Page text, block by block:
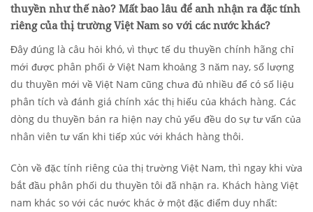
thuyền như thế nào? Mất bao lâu để anh nhận ra đặc tính
riêng của thị trường Việt Nam so với các nước khác?
Đây đúng là câu hỏi khó, vì thực tế du thuyền chính hãng chỉ
mới được phân phối ở Việt Nam khoảng 3 năm nay, số lượng
du thuyền mới về Việt Nam cũng chưa đủ nhiều để có số liệu
phân tích và đánh giá chính xác thị hiếu của khách hàng. Các
dòng du thuyền bán ra hiện nay chủ yếu đều do sự tư vấn của
nhân viên tư vấn khi tiếp xúc với khách hàng thôi.
Còn về đặc tính riêng của thị trường Việt Nam, thì ngay khi vừa
bắt đầu phân phối du thuyền tôi đã nhận ra. Khách hàng Việt
nam khác so với các nước khác ở một đặc điểm duy nhất: